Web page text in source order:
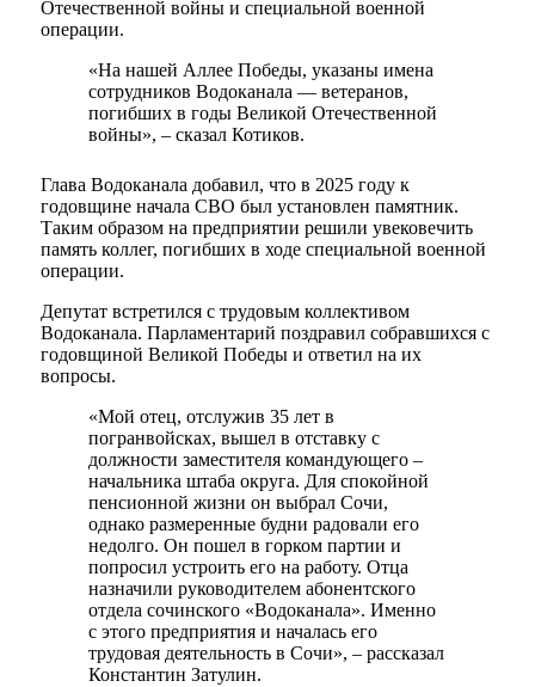
Отечественной войны и специальной военной
операции.
«На нашей Аллее Победы, указаны имена
сотрудников Водоканала — ветеранов,
погибших в годы Великой Отечественной
войны», – сказал Котиков.
Глава Водоканала добавил, что в 2025 году к
годовщине начала СВО был установлен памятник.
Таким образом на предприятии решили увековечить
память коллег, погибших в ходе специальной военной
операции.
Депутат встретился с трудовым коллективом
Водоканала. Парламентарий поздравил собравшихся с
годовщиной Великой Победы и ответил на их
вопросы.
«Мой отец, отслужив 35 лет в
погранвойсках, вышел в отставку с
должности заместителя командующего –
начальника штаба округа. Для спокойной
пенсионной жизни он выбрал Сочи,
однако размеренные будни радовали его
недолго. Он пошел в горком партии и
попросил устроить его на работу. Отца
назначили руководителем абонентского
отдела сочинского «Водоканала». Именно
с этого предприятия и началась его
трудовая деятельность в Сочи», – рассказал
Константин Затулин.